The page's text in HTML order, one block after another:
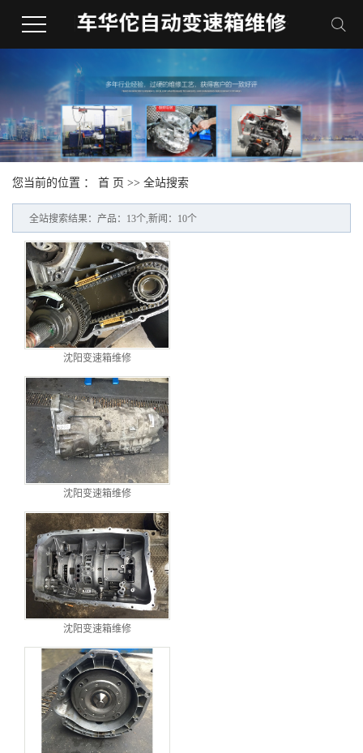
您当前的位置 ： 首 页 >> 全站搜索
全站搜索结果：产品：13个,新闻：10个
沈阳变速箱维修
沈阳变速箱维修
沈阳变速箱维修